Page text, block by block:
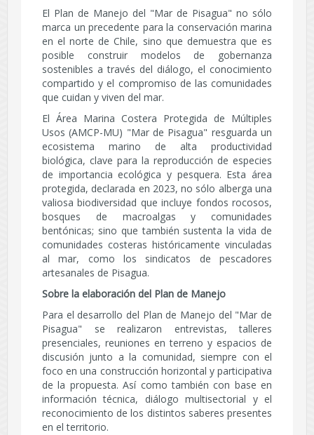
El Plan de Manejo del "Mar de Pisagua" no sólo
marca un precedente para la conservación marina
en el norte de Chile, sino que demuestra que es
posible construir modelos de gobernanza
sostenibles a través del diálogo, el conocimiento
compartido y el compromiso de las comunidades
que cuidan y viven del mar.
El Área Marina Costera Protegida de Múltiples
Usos (AMCP-MU) "Mar de Pisagua" resguarda un
ecosistema marino de alta productividad
biológica, clave para la reproducción de especies
de importancia ecológica y pesquera. Esta área
protegida, declarada en 2023, no sólo alberga una
valiosa biodiversidad que incluye fondos rocosos,
bosques de macroalgas y comunidades
bentónicas; sino que también sustenta la vida de
comunidades costeras históricamente vinculadas
al mar, como los sindicatos de pescadores
artesanales de Pisagua.
Sobre la elaboración del Plan de Manejo
Para el desarrollo del Plan de Manejo del "Mar de
Pisagua" se realizaron entrevistas, talleres
presenciales, reuniones en terreno y espacios de
discusión junto a la comunidad, siempre con el
foco en una construcción horizontal y participativa
de la propuesta. Así como también con base en
información técnica, diálogo multisectorial y el
reconocimiento de los distintos saberes presentes
en el territorio.